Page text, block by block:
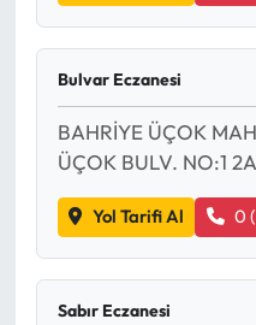
Bulvar Eczanesi
BAHRİYE ÜÇOK
ÜÇOK BULV. NO:1 2A
Yol Tarifi Al 0
Sabır Eczanesi